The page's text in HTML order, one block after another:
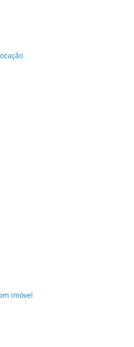
imóvel